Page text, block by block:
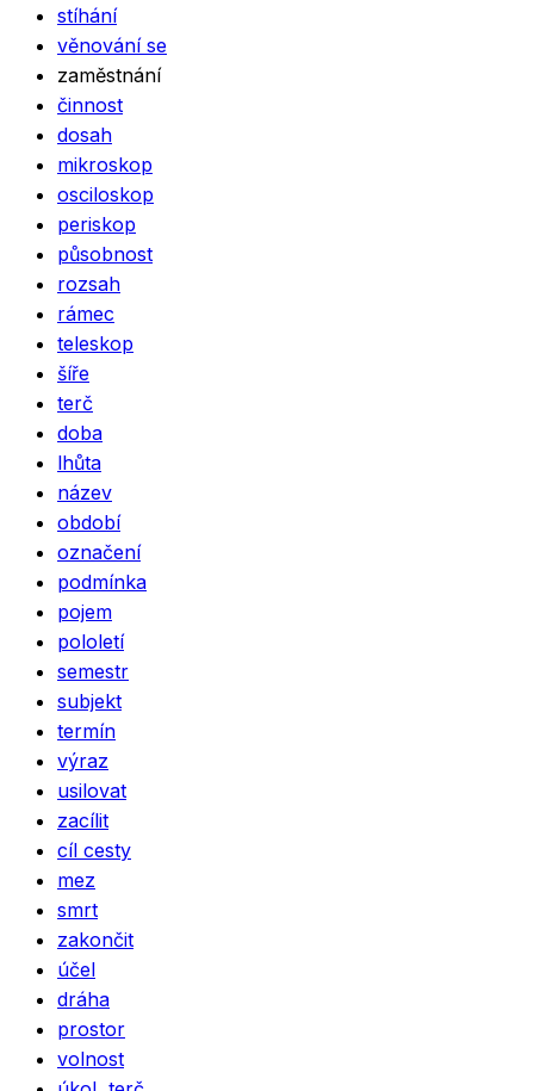
stíhání
věnování se
zaměstnání
činnost
dosah
mikroskop
osciloskop
periskop
působnost
rozsah
rámec
teleskop
šíře
terč
doba
lhůta
název
období
označení
podmínka
pojem
pololetí
semestr
subjekt
termín
výraz
usilovat
zacílit
cíl cesty
mez
smrt
zakončit
účel
dráha
prostor
volnost